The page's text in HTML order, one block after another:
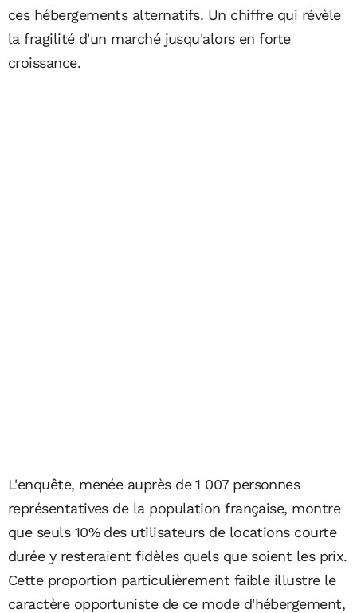
ces hébergements alternatifs. Un chiffre qui révèle
la fragilité d'un marché jusqu'alors en forte
croissance.
L'enquête, menée auprès de 1 007 personnes
représentatives de la population française, montre
que seuls 10% des utilisateurs de locations courte
durée y resteraient fidèles quels que soient les prix.
Cette proportion particulièrement faible illustre le
caractère opportuniste de ce mode d'hébergement,